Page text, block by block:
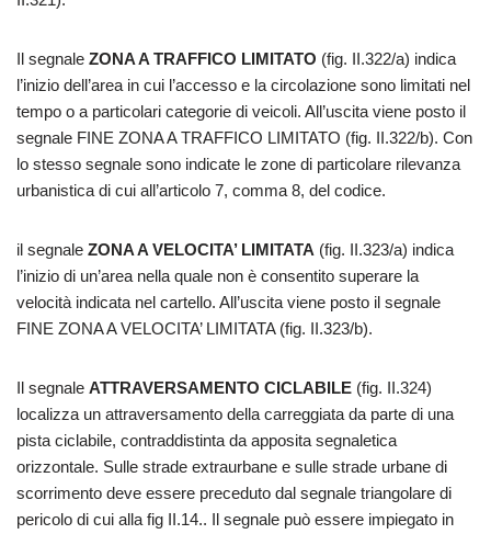
Il segnale ZONA A TRAFFICO LIMITATO (fig. II.322/a) indica
l’inizio dell’area in cui l’accesso e la circolazione sono limitati nel
tempo o a particolari categorie di veicoli. All’uscita viene posto il
segnale FINE ZONA A TRAFFICO LIMITATO (fig. II.322/b). Con
lo stesso segnale sono indicate le zone di particolare rilevanza
urbanistica di cui all’articolo 7, comma 8, del codice.
il segnale ZONA A VELOCITA’ LIMITATA (fig. II.323/a) indica
l’inizio di un’area nella quale non è consentito superare la
velocità indicata nel cartello. All’uscita viene posto il segnale
FINE ZONA A VELOCITA’ LIMITATA (fig. II.323/b).
Il segnale ATTRAVERSAMENTO CICLABILE (fig. II.324)
localizza un attraversamento della carreggiata da parte di una
pista ciclabile, contraddistinta da apposita segnaletica
orizzontale. Sulle strade extraurbane e sulle strade urbane di
scorrimento deve essere preceduto dal segnale triangolare di
pericolo di cui alla fig II.14.. Il segnale può essere impiegato in